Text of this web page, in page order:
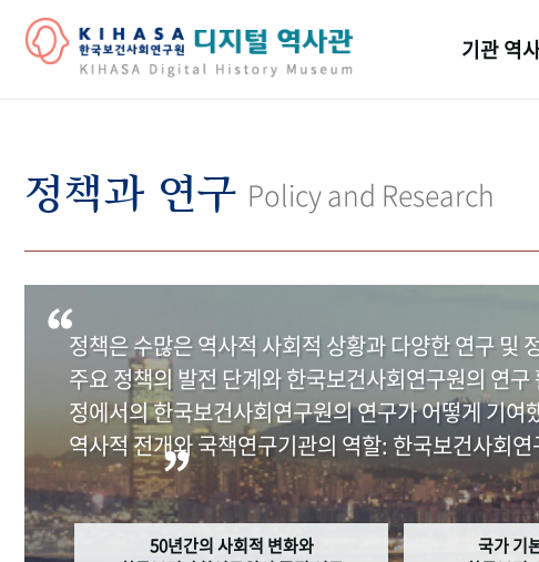
기관 역
기관 변천사
정책과 연구 Policy and Research
정책은 수많은 역사적 사회적 상황과 다양한 연구 및
주요 정책의 발전 단계와 한국보건사회연구원의 연
정에서의 한국보건사회연구원의 연구가 어떻게 기
역사적 전개와 국책연구기관의 역할: 한국보건사회
50년간의 사회적 변화와
국가 기